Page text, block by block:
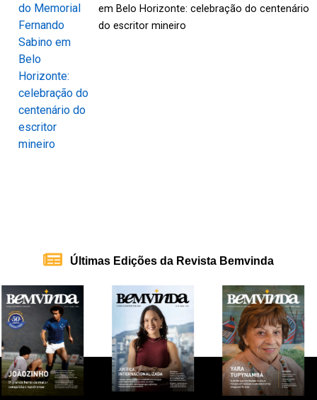
em Belo Horizonte: celebração do centenário
do escritor mineiro
Últimas Edições da Revista Bemvinda